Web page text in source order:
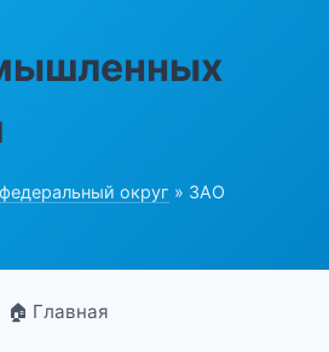
округ » ЗАО
🏠 Главная